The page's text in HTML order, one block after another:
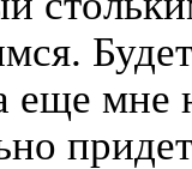
еще мне